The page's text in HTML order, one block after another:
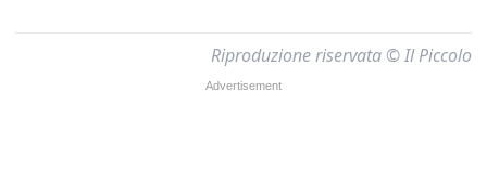
Riproduzione riservata © Il Piccolo